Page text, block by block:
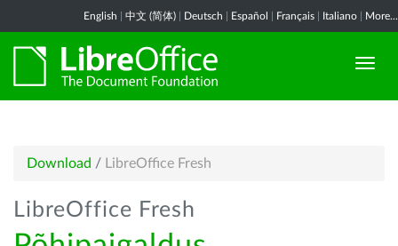
English 中文 (简体) Deutsch Español Français Italiano More...
Download / LibreOffice Fresh
LibreOffice Fresh